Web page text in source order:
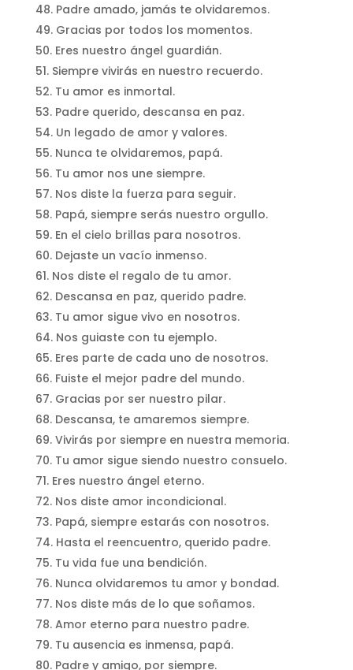
Padre amado, jamás te olvidaremos.
Gracias por todos los momentos.
Eres nuestro ángel guardián.
Siempre vivirás en nuestro recuerdo.
Tu amor es inmortal.
Padre querido, descansa en paz.
Un legado de amor y valores.
Nunca te olvidaremos, papá.
Tu amor nos une siempre.
Nos diste la fuerza para seguir.
Papá, siempre serás nuestro orgullo.
En el cielo brillas para nosotros.
Dejaste un vacío inmenso.
Nos diste el regalo de tu amor.
Descansa en paz, querido padre.
Tu amor sigue vivo en nosotros.
Nos guiaste con tu ejemplo.
Eres parte de cada uno de nosotros.
Fuiste el mejor padre del mundo.
Gracias por ser nuestro pilar.
Descansa, te amaremos siempre.
Vivirás por siempre en nuestra memoria.
Tu amor sigue siendo nuestro consuelo.
Eres nuestro ángel eterno.
Nos diste amor incondicional.
Papá, siempre estarás con nosotros.
Hasta el reencuentro, querido padre.
Tu vida fue una bendición.
Nunca olvidaremos tu amor y bondad.
Nos diste más de lo que soñamos.
Amor eterno para nuestro padre.
Tu ausencia es inmensa, papá.
Padre y amigo, por siempre.